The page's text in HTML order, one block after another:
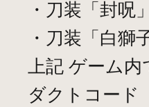
・刀装「封呪」
・刀装「白獅
上記 ゲーム
ダクトコード